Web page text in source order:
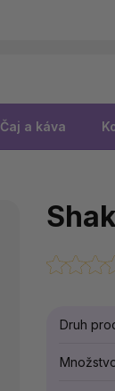
Čaj a káva
Druh